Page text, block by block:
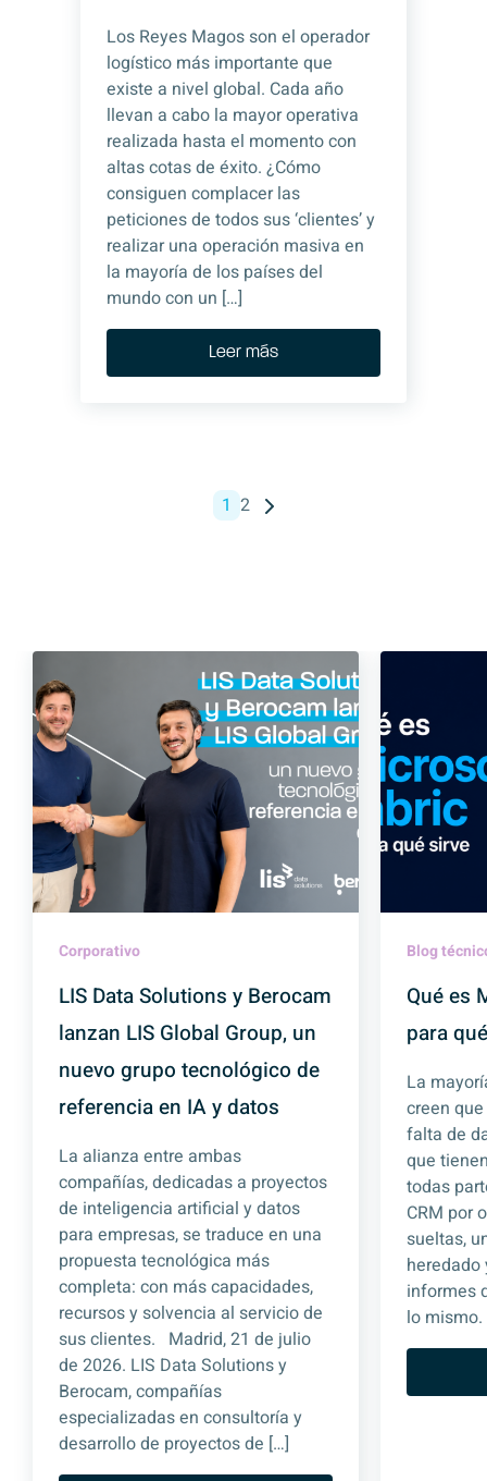
Los Reyes Magos son el operador
logístico más importante que
existe a nivel global. Cada año
llevan a cabo la mayor operativa
realizada hasta el momento con
altas cotas de éxito. ¿Cómo
consiguen complacer las
peticiones de todos sus ‘clientes’ y
realizar una operación masiva en
la mayoría de los países del
mundo con un […]
Leer más
1 2
Corporativo
LIS Data Solutions y Berocam
lanzan LIS Global Group, un
nuevo grupo tecnológico de
referencia en IA y datos
La alianza entre ambas
compañías, dedicadas a proyectos
de inteligencia artificial y datos
para empresas, se traduce en una
propuesta tecnológica más
completa: con más capacidades,
recursos y solvencia al servicio de
sus clientes. Madrid, 21 de julio
de 2026. LIS Data Solutions y
Berocam, compañías
especializadas en consultoría y
desarrollo de proyectos de […]
Blog
Qué es
para
La
creen
falta de
que
todas
CRM por
sueltas,
informes
lo